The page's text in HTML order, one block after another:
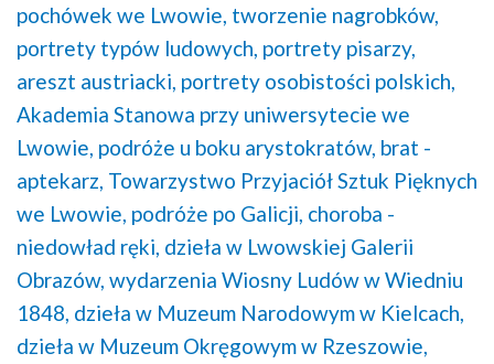
pochówek we Lwowie, tworzenie nagrobków,
portrety typów ludowych, portrety pisarzy,
areszt austriacki, portrety osobistości polskich,
Akademia Stanowa przy uniwersytecie we
Lwowie, podróże u boku arystokratów, brat -
aptekarz, Towarzystwo Przyjaciół Sztuk Pięknych
we Lwowie, podróże po Galicji, choroba -
niedowład ręki, dzieła w Lwowskiej Galerii
Obrazów, wydarzenia Wiosny Ludów w Wiedniu
1848, dzieła w Muzeum Narodowym w Kielcach,
dzieła w Muzeum Okręgowym w Rzeszowie,